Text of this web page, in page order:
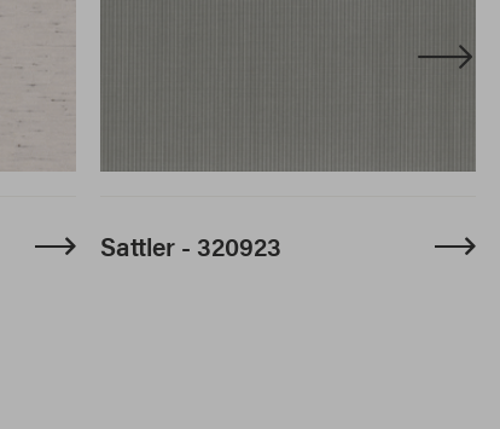
Sattler - 320923